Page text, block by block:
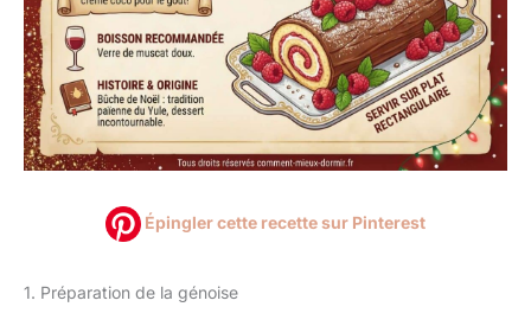
Épingler cette recette sur Pinterest
1. Préparation de la génoise